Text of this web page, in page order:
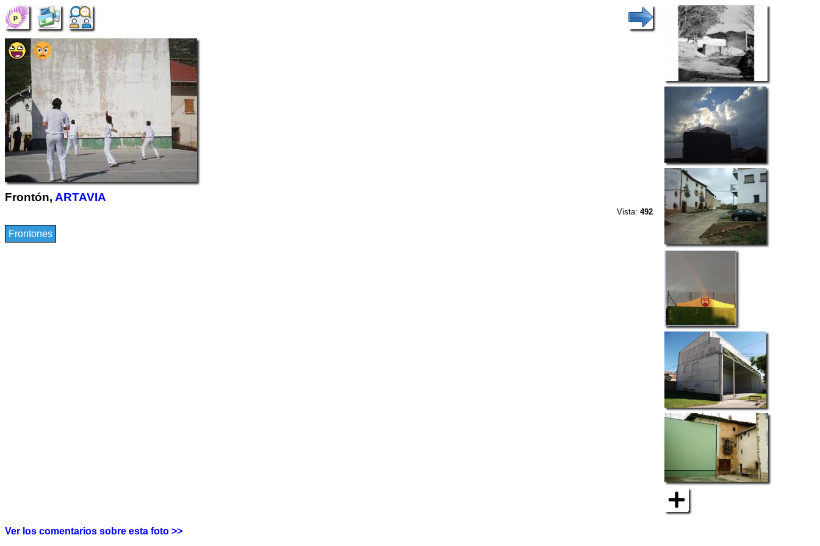
Frontón, ARTAVIA
Vista:492
Frontones
Ver los comentarios sobre esta foto >>